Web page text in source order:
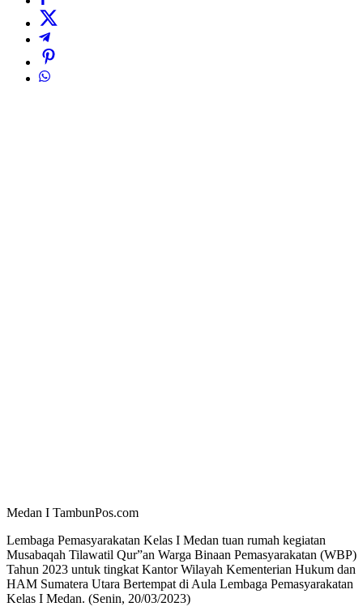
Medan I TambunPos.com
Lembaga Pemasyarakatan Kelas I Medan tuan rumah kegiatan
Musabaqah Tilawatil Qur”an Warga Binaan Pemasyarakatan (WBP)
Tahun 2023 untuk tingkat Kantor Wilayah Kementerian Hukum dan
HAM Sumatera Utara Bertempat di Aula Lembaga Pemasyarakatan
Kelas I Medan. (Senin, 20/03/2023)